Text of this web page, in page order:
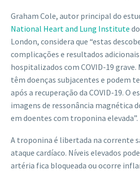
Graham Cole, autor principal do
National Heart and Lung Institute
London, considera que “estas
complicações e resultados
hospitalizados com COVID-19 grave.
têm doenças subjacentes e podem
após a recuperação da COVID-19. O
imagens de ressonância magnética
em doentes com troponina elevada”.
A troponina é libertada na corrente
ataque cardíaco. Níveis elevados
artéria fica bloqueada ou ocorre